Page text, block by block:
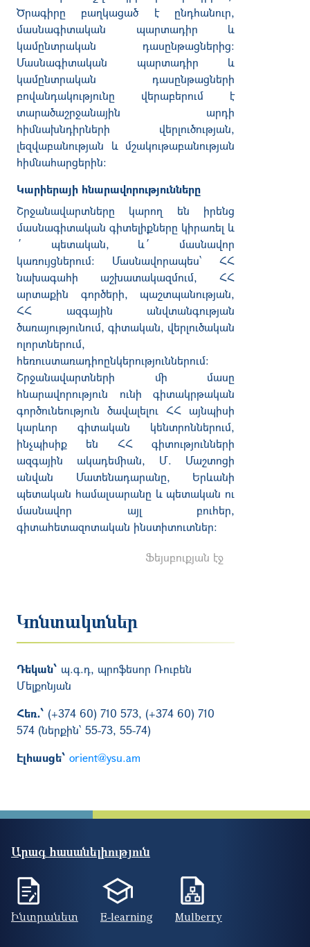
Ծրագիրը բաղկացած է ընդհանուր,
մասնագիտական պարտադիր և
կամընտրական դասընթացներից:
Մասնագիտական պարտադիր և
կամընտրական դասընթացների
բովանդակությունը վերաբերում է
տարածաշրջանային արդի
հիմնախնդիրների վերլուծության,
լեզվաբանության և մշակութաբանության
հիմնահարցերին:
Կարիերայի հնարավորությունները
Շրջանավարտները կարող են իրենց
մասնագիտական գիտելիքները կիրառել և
´ պետական, և´ մասնավոր
կառույցներում: Մասնավորապես՝ ՀՀ
նախագահի աշխատակազմում, ՀՀ
արտաքին գործերի, պաշտպանության,
ՀՀ ազգային անվտանգության
ծառայությունում, գիտական, վերլուծական
ոլորտներում,
հեռուստառադիոընկերություններում:
Շրջանավարտների մի մասը
հնարավորություն ունի գիտակրթական
գործունեություն ծավալելու ՀՀ այնպիսի
կարևոր գիտական կենտրոններում,
ինչպիսիք են ՀՀ գիտությունների
ազգային ակադեմիան, Մ. Մաշտոցի
անվան Մատենադարանը, Երևանի
պետական համալսարանը և պետական ու
մասնավոր այլ բուհեր,
գիտահետազոտական ինստիտուտներ։
Ֆեյսբուքյան էջ
Կոնտակտներ
Դեկան՝ պ.գ.դ, պրոֆեսոր Ռուբեն
Մելքոնյան
Հեռ․՝ (+374 60) 710 573, (+374 60) 710
574 (ներքին՝ 55-73, 55-74)
Էլհասցե՝ orient@ysu.am
Արագ հասանելիություն
Ինտրանետ E-learning Mulberry